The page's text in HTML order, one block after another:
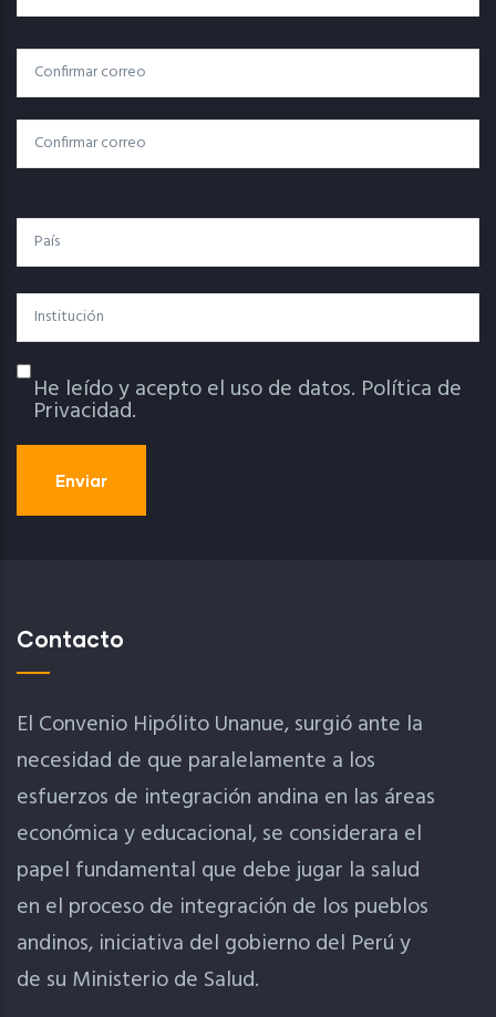
Correo
Electrónico
Correo Electrónico
Confirmar Correo
País
Institución
Política De Privacidad
He leído y acepto el uso de datos. Política de
Privacidad.
Contacto
El Convenio Hipólito Unanue, surgió ante la
necesidad de que paralelamente a los
esfuerzos de integración andina en las áreas
económica y educacional, se considerara el
papel fundamental que debe jugar la salud
en el proceso de integración de los pueblos
andinos, iniciativa del gobierno del Perú y
de su Ministerio de Salud.